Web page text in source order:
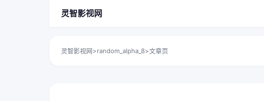
灵智影视网
灵智影视网>random_alpha_8>文章页